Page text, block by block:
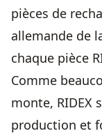
pièces de
allemande de
chaque pièce
Comme
monte, RIDEX
production et